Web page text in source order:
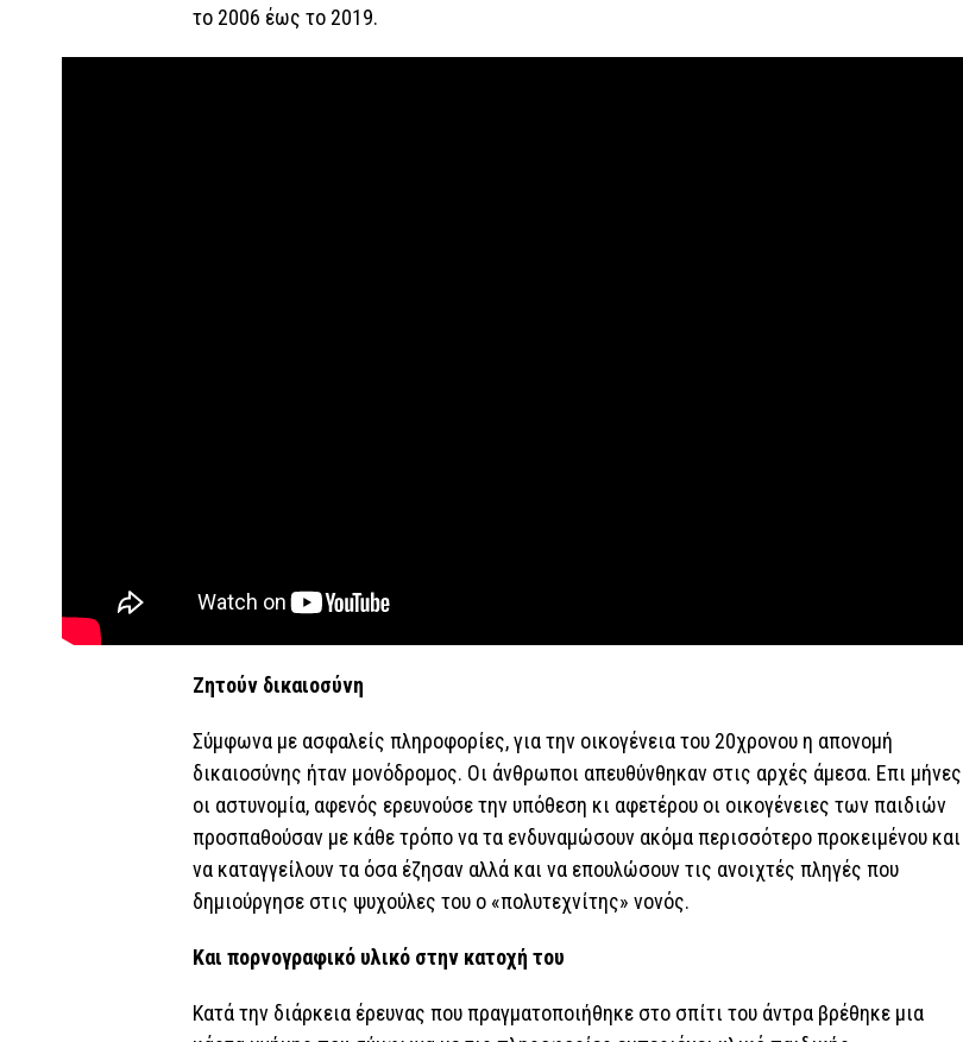
το 2006 έως το 2019.
Ζητούν δικαιοσύνη
Σύμφωνα με ασφαλείς πληροφορίες, για την οικογένεια του 20χρονου η απονομή
δικαιοσύνης ήταν μονόδρομος. Οι άνθρωποι απευθύνθηκαν στις αρχές άμεσα. Επι μήνες
οι αστυνομία, αφενός ερευνούσε την υπόθεση κι αφετέρου οι οικογένειες των παιδιών
προσπαθούσαν με κάθε τρόπο να τα ενδυναμώσουν ακόμα περισσότερο προκειμένου και
να καταγγείλουν τα όσα έζησαν αλλά και να επουλώσουν τις ανοιχτές πληγές που
δημιούργησε στις ψυχούλες του ο «πολυτεχνίτης» νονός.
Και πορνογραφικό υλικό στην κατοχή του
Κατά την διάρκεια έρευνας που πραγματοποιήθηκε στο σπίτι του άντρα βρέθηκε μια